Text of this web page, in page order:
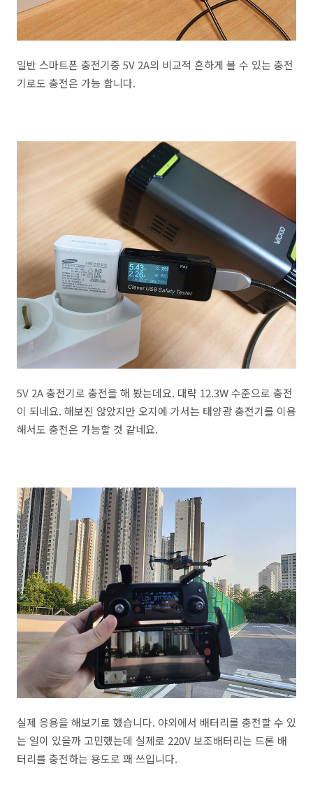
일반 스마트폰 충전기중 5V 2A의 비교적 흔하게 볼 수 있는 충전
기로도 충전은 가능 합니다.
5V 2A 충전기로 충전을 해 봤는데요. 대략 12.3W 수준으로 충전
이 되네요. 해보진 않았지만 오지에 가서는 태양광 충전기를 이용
해서도 충전은 가능할 것 같네요.
실제 응용을 해보기로 했습니다. 야외에서 배터리를 충전할 수 있
는 일이 있을까 고민했는데 실제로 220V 보조배터리는 드론 배
터리를 충전하는 용도로 꽤 쓰입니다.